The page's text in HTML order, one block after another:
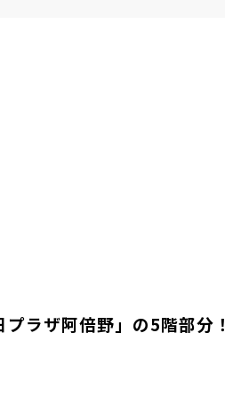
ラザ阿倍野」の5階部分！